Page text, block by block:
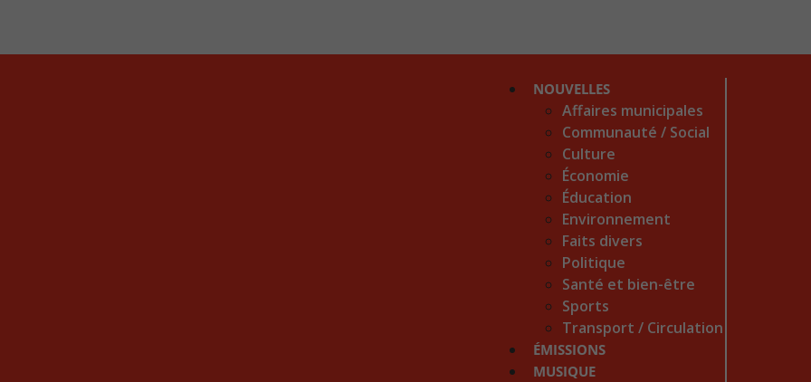
NOUVELLES
Affaires municipales
Communauté / Social
Culture
Économie
Éducation
Environnement
Faits divers
Politique
Santé et bien-être
Sports
Transport / Circulation
ÉMISSIONS
MUSIQUE